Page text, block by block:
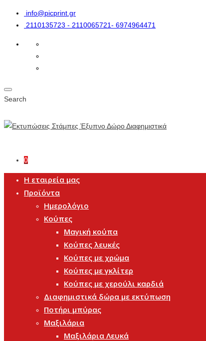
info@picprint.gr
2110135723 - 2110065721- 6974964471
Search
0
Η εταιρεία μας
Προϊόντα
Ημερολόγιο
Κούπες
Μαγική κούπα
Κούπες λευκές
Κούπες με χρώμα
Κούπες με γκλίτερ
Κούπες με χερούλι καρδιά
Διαφημιστικά δώρα με εκτύπωση
Ποτήρι μπύρας
Μαξιλάρια
Μαξιλάρια Λευκά